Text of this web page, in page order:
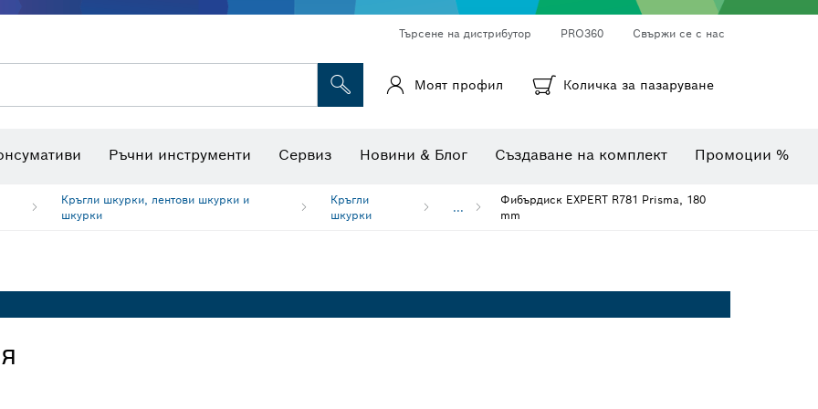
Търсене на дистрибутор PRO360 Свържи се с нас
Моят профил Количка за пазаруване
Ръчни инструменти Сервиз Новини & Блог Създаване на комплект Промоции %
Кръгли шкурки, лентови шкурки и
шкурки
Кръгли
шкурки
...
Фибърдиск EXPERT R781 Prisma, 180
mm